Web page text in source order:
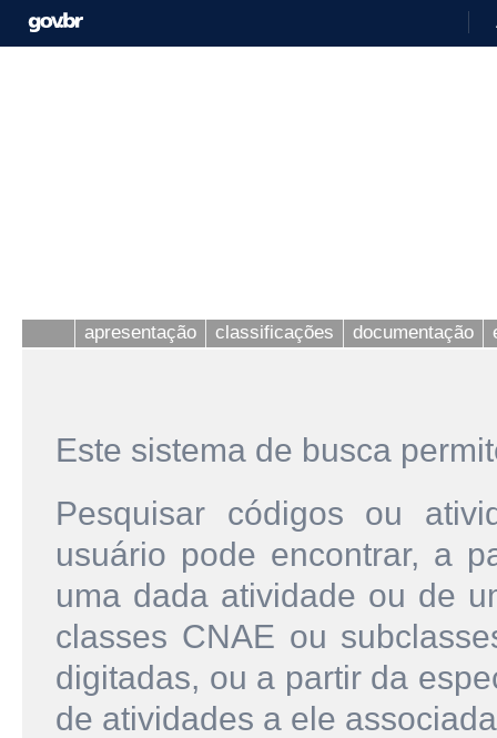
apresentação classificações documentação
Este sistema de busca
Pesquisar códigos ou
usuário pode encontrar, a
uma dada atividade ou de
classes CNAE ou
digitadas, ou a partir da
de atividades a ele